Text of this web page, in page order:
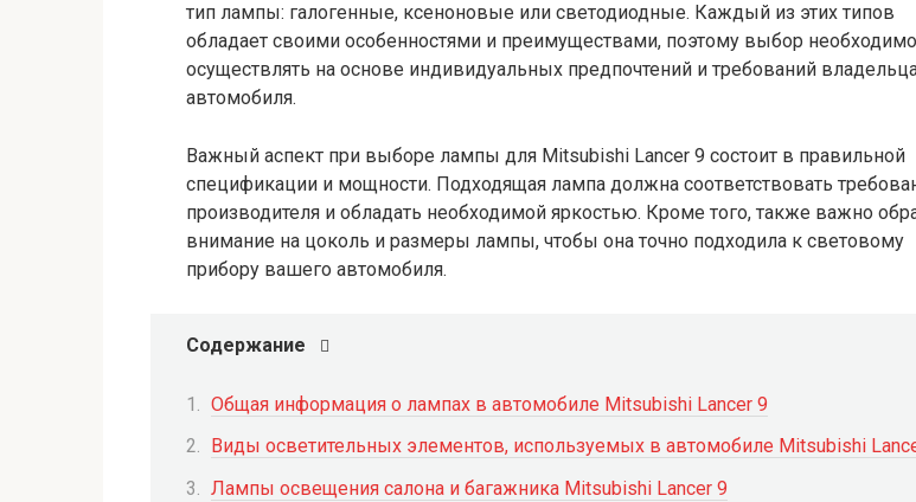
тип лампы: галогенные, ксеноновые или светодиодные. Каждый из этих типов
обладает своими особенностями и преимуществами, поэтому выбор необходимо
осуществлять на основе индивидуальных предпочтений и требований
автомобиля.
Важный аспект при выборе лампы для Mitsubishi Lancer 9 состоит в правильной
спецификации и мощности. Подходящая лампа должна соответствовать
производителя и обладать необходимой яркостью. Кроме того, также важно
внимание на цоколь и размеры лампы, чтобы она точно подходила к световому
прибору вашего автомобиля.
Содержание
Общая информация о лампах в автомобиле Mitsubishi Lancer 9
Виды осветительных элементов, используемых в автомобиле Mitsubishi
Лампы освещения салона и багажника Mitsubishi Lancer 9